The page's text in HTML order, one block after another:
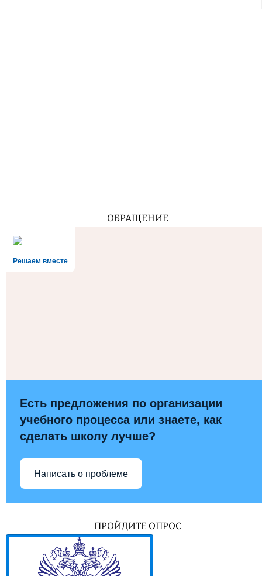
ОБРАЩЕНИЕ
Решаем вместе
Есть предложения по организации
учебного процесса или знаете, как
сделать школу лучше?
Написать о проблеме
ПРОЙДИТЕ ОПРОС